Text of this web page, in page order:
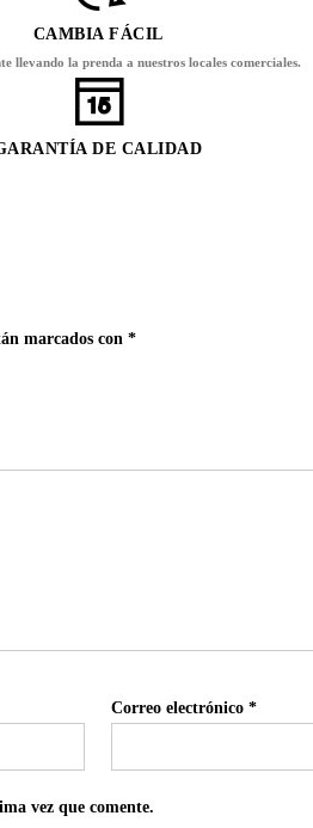
CAMBIA FÁCIL
llevando la prenda a nuestros locales comerciales.
DE CALIDAD
marcados con *
Correo electrónico*
vez que comente.